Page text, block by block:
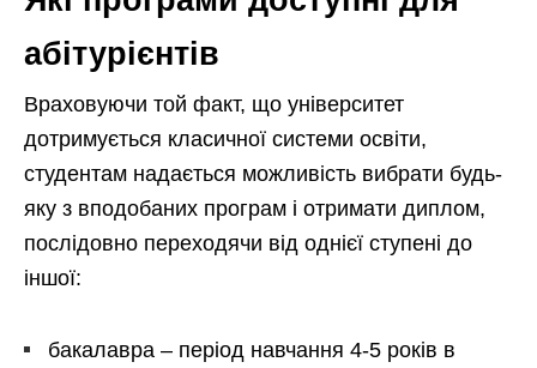
абітурієнтів
Враховуючи той факт, що університет
дотримується класичної системи освіти,
студентам надається можливість вибрати будь-
яку з вподобаних програм і отримати диплом,
послідовно переходячи від однієї ступені до
іншої:
бакалавра – період навчання 4-5 років в